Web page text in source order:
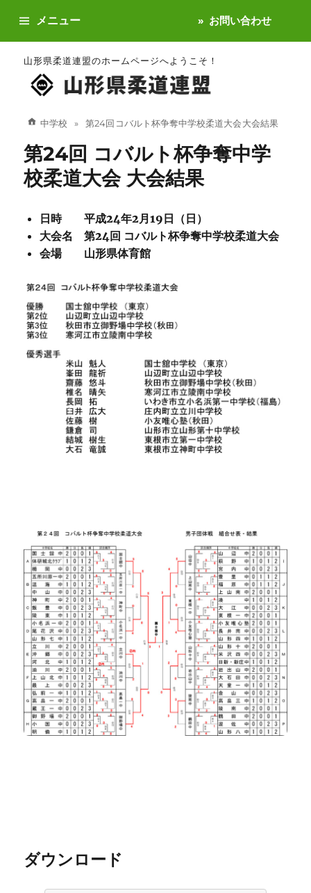
山形県柔道連盟のホームページへようこそ！
メニュー お問い合わせ
中学校 第24回 コバルト杯争奪中学校柔道大会 大会結果
第24回 コバルト杯争奪中学
校柔道大会 大会結果
日時 平成24年2月19日（日）
大会名 第24回 コバルト杯争奪中学校柔道大会
会場 山形県体育館
ダウンロード